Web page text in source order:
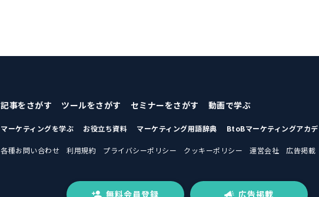
記事をさがす ツールをさがす セミナーをさがす 動画で学ぶ
マーケティングを学ぶ お役立ち資料 マーケティング用語辞典 BtoBマーケティングアカ
各種お問い合わせ 利用規約 プライバシーポリシー クッキーポリシー 運営会社 広告掲載
無料会員登録 広告掲載